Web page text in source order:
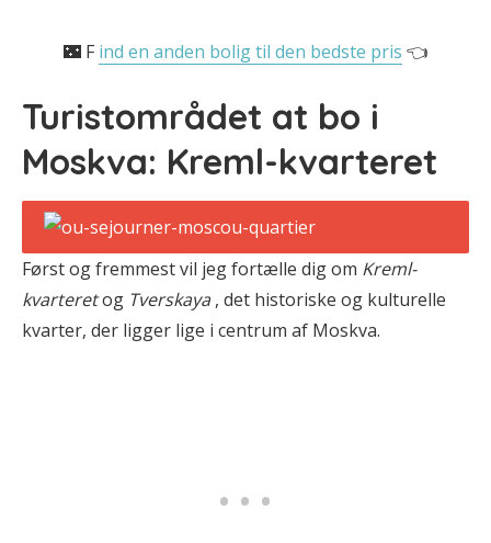
🌃 F ind en anden bolig til den bedste pris 👈
Turistområdet at bo i
Moskva: Kreml-kvarteret
Først og fremmest vil jeg fortælle dig om Kreml-
kvarteretog Tverskaya, det historiske og kulturelle
kvarter, der ligger lige i centrum af Moskva.